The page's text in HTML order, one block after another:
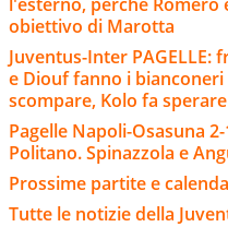
obiettivo di Marotta
Juventus-Inter
e Diouf fanno i bianconeri
scompare, Kolo fa sperare
Pagelle Napoli-Osasuna
Politano. Spinazzola e
Prossime partite e
Tutte le notizie della